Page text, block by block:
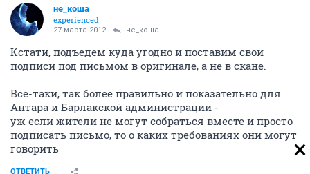
не_коша
experienced
27 марта 2012 не_коша
Кстати, подъедем куда угодно и поставим свои
подписи под письмом в оригинале, а не в скане.
Все-таки, так более правильно и показательно для
Антара и Барлакской администрации -
уж если жители не могут собраться вместе и просто
подписать письмо, то о каких требованиях они могут
говорить
ОТВЕТИТЬ